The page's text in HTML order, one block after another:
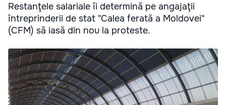
Restanţele salariale îi determină pe angajaţii
întreprinderii de stat "Calea ferată a Moldovei"
(CFM) să iasă din nou la proteste.